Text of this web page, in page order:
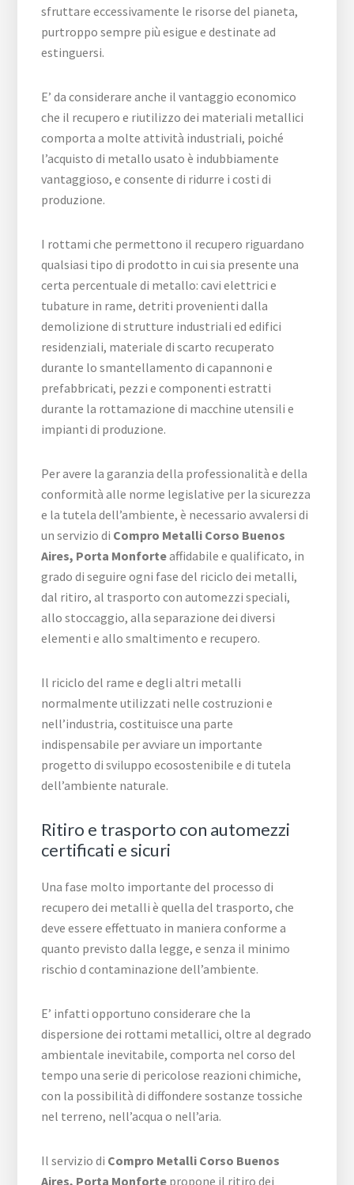
sfruttare eccessivamente le risorse del pianeta,
purtroppo sempre più esigue e destinate ad
estinguersi.
E’ da considerare anche il vantaggio economico
che il recupero e riutilizzo dei materiali metallici
comporta a molte attività industriali, poiché
l’acquisto di metallo usato è indubbiamente
vantaggioso, e consente di ridurre i costi di
produzione.
I rottami che permettono il recupero riguardano
qualsiasi tipo di prodotto in cui sia presente una
certa percentuale di metallo: cavi elettrici e
tubature in rame, detriti provenienti dalla
demolizione di strutture industriali ed edifici
residenziali, materiale di scarto recuperato
durante lo smantellamento di capannoni e
prefabbricati, pezzi e componenti estratti
durante la rottamazione di macchine utensili e
impianti di produzione.
Per avere la garanzia della professionalità e della
conformità alle norme legislative per la sicurezza
e la tutela dell’ambiente, è necessario avvalersi di
un servizio di Compro Metalli ​Corso Buenos
Aires,​ Porta Monforteaffidabile e qualificato, in
grado di seguire ogni fase del riciclo dei metalli,
dal ritiro, al trasporto con automezzi speciali,
allo stoccaggio, alla separazione dei diversi
elementi e allo smaltimento e recupero.
Il riciclo del rame e degli altri metalli
normalmente utilizzati nelle costruzioni e
nell’industria, costituisce una parte
indispensabile per avviare un importante
progetto di sviluppo ecosostenibile e di tutela
dell’ambiente naturale.
Ritiro e trasporto con automezzi
certificati e sicuri
Una fase molto importante del processo di
recupero dei metalli è quella del trasporto, che
deve essere effettuato in maniera conforme a
quanto previsto dalla legge, e senza il minimo
rischio d contaminazione dell’ambiente.
E’ infatti opportuno considerare che la
dispersione dei rottami metallici, oltre al degrado
ambientale inevitabile, comporta nel corso del
tempo una serie di pericolose reazioni chimiche,
con la possibilità di diffondere sostanze tossiche
nel terreno, nell’acqua o nell’aria.
Il servizio di Compro Metalli ​Corso Buenos
Aires,​ Porta Monforte propone il ritiro dei